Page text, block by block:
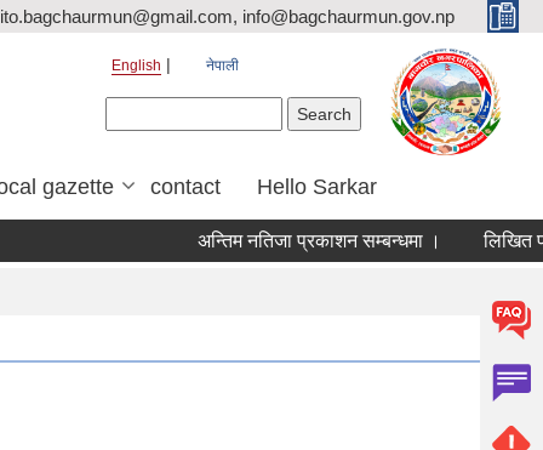
ito.bagchaurmun@gmail.com, info@bagchaurmun.gov.np
English नेपाली
gazette contact Hello Sarkar
अन्तिम नतिजा प्रकाशन सम्बन्धमा । लिखित